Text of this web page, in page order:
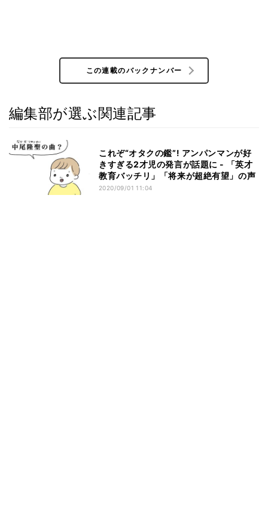
この連載のバックナンバー
編集部が選ぶ関連記事
これぞ“オタクの鑑”! アンパンマンが好
きすぎる2才児の発言が話題に - 「英才
教育バッチリ」「将来が超絶有望」の声
2020/09/01 11:04